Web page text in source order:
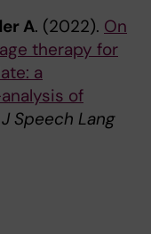
A. (2022). On
therapy for
a
of
J Speech Lang